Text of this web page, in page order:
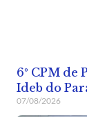
6º CPM de
Ideb do
07/08/2026